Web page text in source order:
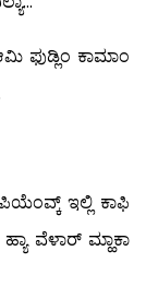
ಫುಡ್ಲಿಂ ಕಾಮಾಂ
ಇಲ್ಲಿ ಕಾಫಿ
ವೆಳಾರ್ ಮ್ಹಾಕಾ